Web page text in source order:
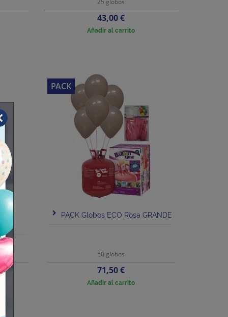
25 globos
Precio
43,00 €
Añadir al carrito
PACK Globos ECO Rosa GRANDE
50 globos
Precio
71,50 €
Añadir al carrito
PACK